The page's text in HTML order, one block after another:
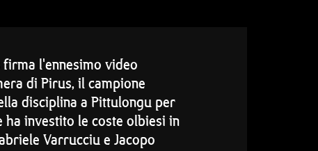
l'ennesimo video
di Pirus, il campione
disciplina a Pittulongu per
investito le coste olbiesi in
Varrucciu e Jacopo